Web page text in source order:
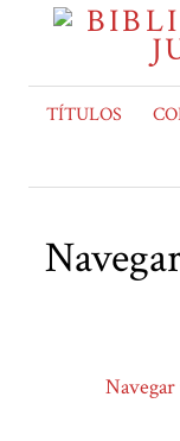
TÍTULOS